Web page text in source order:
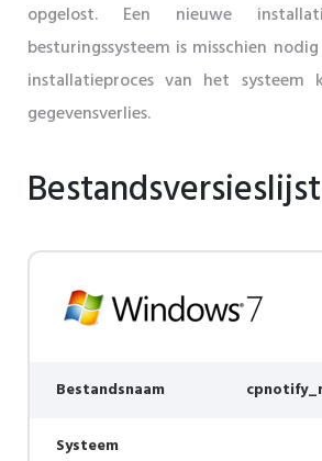
opgelost. Een nieuwe
besturingssysteem is misschien
installatieproces van het
gegevensverlies.
Bestandsversieslijst
Bestandsnaam
Systeem